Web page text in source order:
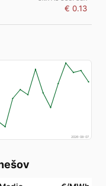
€ 0.13
2026-08-07